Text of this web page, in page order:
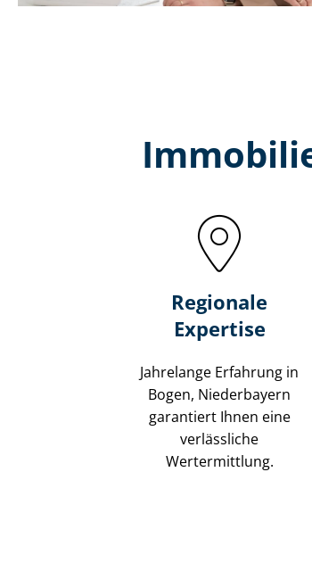
Regionale
Expertise
Jahrelange Erfahrung in
Bogen, Niederbayern
garantiert Ihnen eine
verlässliche
Wertermittlung.